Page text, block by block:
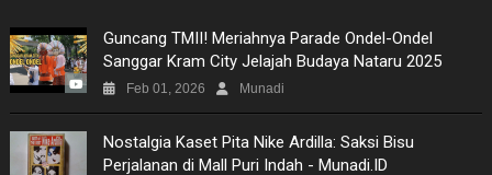
Guncang TMII! Meriahnya Parade Ondel-Ondel
Sanggar Kram City Jelajah Budaya Nataru 2025
Feb 01, 2026 Munadi
Nostalgia Kaset Pita Nike Ardilla: Saksi Bisu
Perjalanan di Mall Puri Indah - Munadi.ID